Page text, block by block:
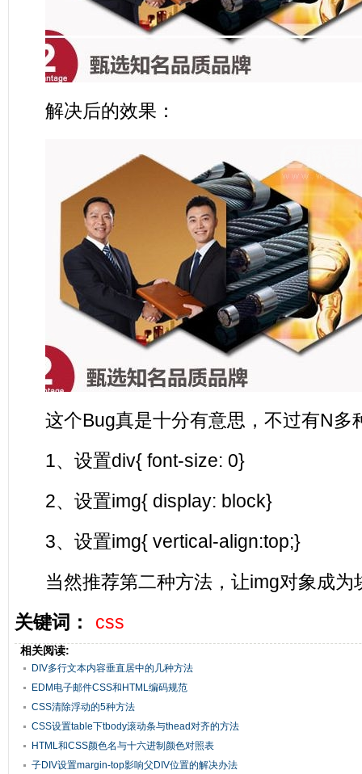
解决后的效果：
这个Bug真是十分有意思，不过有N多
1、设置div{ font-size: 0}
2、设置img{ display: block}
3、设置img{ vertical-align:top;}
当然推荐第二种方法，让img对象成为
关键词：
css
相关阅读:
DIV多行文本内容垂直居中的几种方法
EDM电子邮件CSS和HTML编码规范
CSS清除浮动的5种方法
CSS设置table下tbody滚动条与thead对齐的方法
HTML和CSS颜色名与十六进制颜色对照表
子DIV设置margin-top影响父DIV位置的解决办法